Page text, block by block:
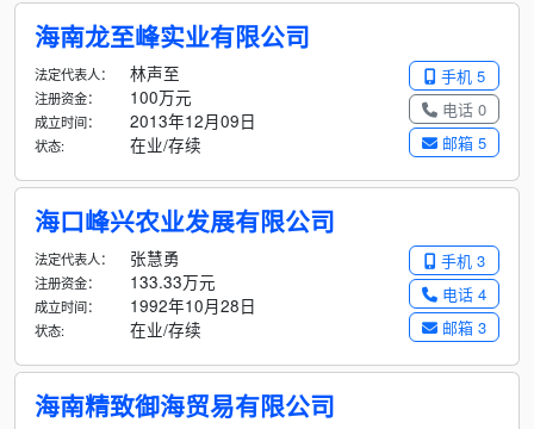
海南龙至峰实业有限公司
手机 5
电话 0
邮箱 5
法定代表人： 林声至
注册资金： 100万元
成立时间： 2013年12月09日
状态: 在业/存续
海口峰兴农业发展有限公司
手机 3
电话 4
邮箱 3
法定代表人： 张慧勇
注册资金： 133.33万元
成立时间： 1992年10月28日
状态: 在业/存续
海南精致御海贸易有限公司